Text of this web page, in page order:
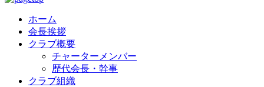
ホーム
会長挨拶
クラブ概要
チャーターメンバー
歴代会長・幹事
クラブ組織